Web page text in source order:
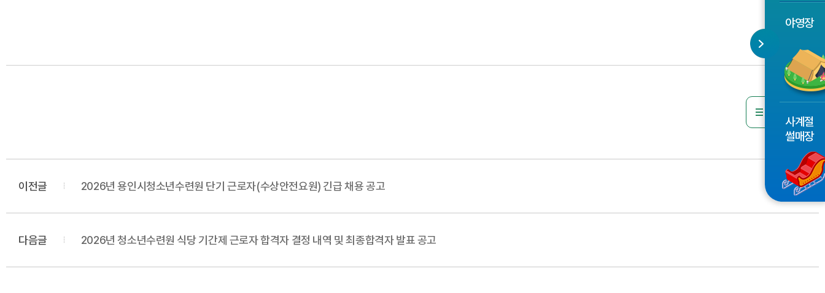
야영장
사계절
썰매장
이전글 2026년 용인시청소년수련원 단기 근로자(수상안전요원) 긴급 채용 공고
다음글 2026년 청소년수련원 식당 기간제 근로자 합격자 결정 내역 및 최종합격자 발표 공고